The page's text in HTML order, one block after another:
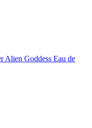
Alien Goddess Eau de